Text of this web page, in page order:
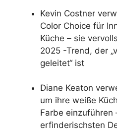
Kevin Costner
Color Choice für
Küche – sie
2025 -Trend, der
geleitet“ ist
Diane Keaton
um ihre weiße
Farbe einzuführen
erfinderischsten